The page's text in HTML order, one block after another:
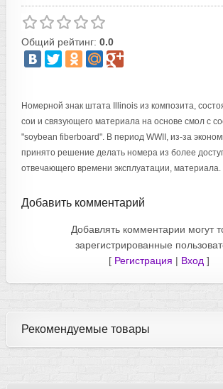
Общий рейтинг: 0.0
Номерной знак штата Illinois из композита,
сои и связующего материала на основе смол с
"soybean fiberboard". В период WWII, из-за
принято решение делать номера из более
отвечающего времени эксплуатации, материала.
Добавить комментарий
Добавлять комментарии могут
зарегистрированные
[ Регистрация | Вход ]
Рекомендуемые товары